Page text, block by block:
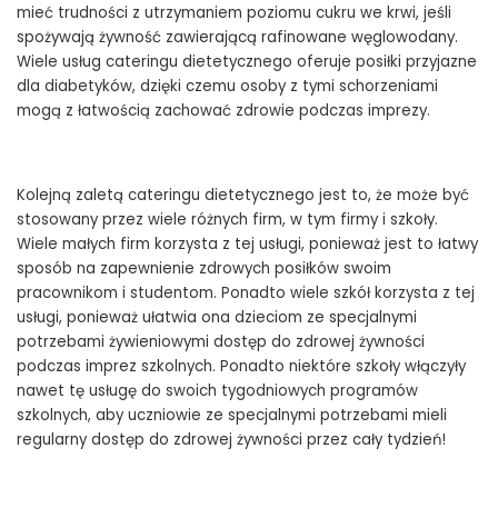
mieć trudności z utrzymaniem poziomu cukru we krwi, jeśli
spożywają żywność zawierającą rafinowane węglowodany.
Wiele usług cateringu dietetycznego oferuje posiłki przyjazne
dla diabetyków, dzięki czemu osoby z tymi schorzeniami
mogą z łatwością zachować zdrowie podczas imprezy.
Kolejną zaletą cateringu dietetycznego jest to, że może być
stosowany przez wiele różnych firm, w tym firmy i szkoły.
Wiele małych firm korzysta z tej usługi, ponieważ jest to łatwy
sposób na zapewnienie zdrowych posiłków swoim
pracownikom i studentom. Ponadto wiele szkół korzysta z tej
usługi, ponieważ ułatwia ona dzieciom ze specjalnymi
potrzebami żywieniowymi dostęp do zdrowej żywności
podczas imprez szkolnych. Ponadto niektóre szkoły włączyły
nawet tę usługę do swoich tygodniowych programów
szkolnych, aby uczniowie ze specjalnymi potrzebami mieli
regularny dostęp do zdrowej żywności przez cały tydzień!